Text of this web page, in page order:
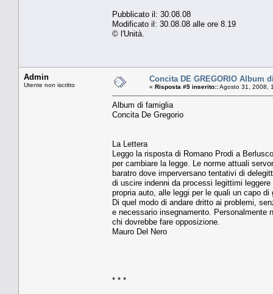
Pubblicato il: 30.08.08
Modificato il: 30.08.08 alle ore 8.19
© l'Unità.
Admin
Utente non iscritto
Concita DE GREGORIO Album
« Risposta #5 inserito::Agosto 31, 2008,
Album di famiglia
Concita De Gregorio
La Lettera
Leggo la risposta di Romano Prodi a
per cambiare la legge. Le norme attuali
baratro dove imperversano tentativi di
di uscire indenni da processi legittimi
propria auto, alle leggi per le quali un capo
Di quel modo di andare dritto ai problemi,
e necessario insegnamento.
chi dovrebbe fare opposizione.
Mauro Del Nero
* * *